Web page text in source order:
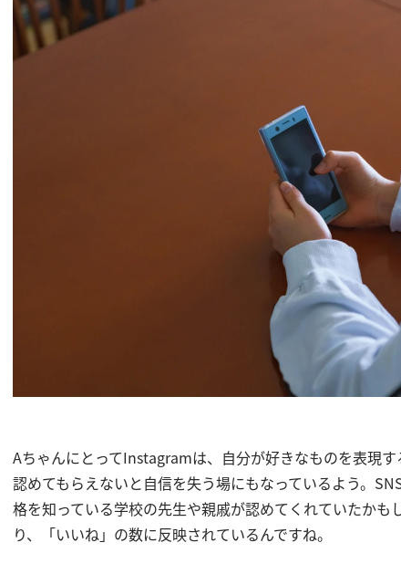
AちゃんにとってInstagramは、自分が好きなものを表現
認めてもらえないと自信を失う場にもなっているよう。
格を知っている学校の先生や親戚が認めてくれていたかも
り、「いいね」の数に反映されているんですね。